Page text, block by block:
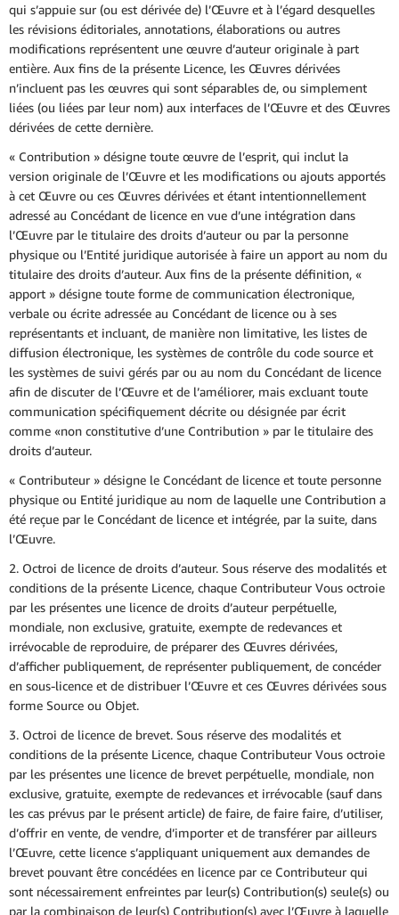
qui s’appuie sur (ou est dérivée de) l’Œuvre et à l’égard desquelles
les révisions éditoriales, annotations, élaborations ou autres
modifications représentent une œuvre d’auteur originale à part
entière. Aux fins de la présente Licence, les Œuvres dérivées
n’incluent pas les œuvres qui sont séparables de, ou simplement
liées (ou liées par leur nom) aux interfaces de l’Œuvre et des Œuvres
dérivées de cette dernière.
« Contribution » désigne toute œuvre de l’esprit, qui inclut la
version originale de l’Œuvre et les modifications ou ajouts apportés
à cet Œuvre ou ces Œuvres dérivées et étant intentionnellement
adressé au Concédant de licence en vue d’une intégration dans
l’Œuvre par le titulaire des droits d’auteur ou par la personne
physique ou l’Entité juridique autorisée à faire un apport au nom du
titulaire des droits d’auteur. Aux fins de la présente définition, «
apport » désigne toute forme de communication électronique,
verbale ou écrite adressée au Concédant de licence ou à ses
représentants et incluant, de manière non limitative, les listes de
diffusion électronique, les systèmes de contrôle du code source et
les systèmes de suivi gérés par ou au nom du Concédant de licence
afin de discuter de l’Œuvre et de l’améliorer, mais excluant toute
communication spécifiquement décrite ou désignée par écrit
comme «non constitutive d’une Contribution » par le titulaire des
droits d’auteur.
« Contributeur » désigne le Concédant de licence et toute personne
physique ou Entité juridique au nom de laquelle une Contribution a
été reçue par le Concédant de licence et intégrée, par la suite, dans
l’Œuvre.
2. Octroi de licence de droits d’auteur. Sous réserve des modalités et
conditions de la présente Licence, chaque Contributeur Vous octroie
par les présentes une licence de droits d’auteur perpétuelle,
mondiale, non exclusive, gratuite, exempte de redevances et
irrévocable de reproduire, de préparer des Œuvres dérivées,
d’afficher publiquement, de représenter publiquement, de concéder
en sous-licence et de distribuer l’Œuvre et ces Œuvres dérivées sous
forme Source ou Objet.
3. Octroi de licence de brevet. Sous réserve des modalités et
conditions de la présente Licence, chaque Contributeur Vous octroie
par les présentes une licence de brevet perpétuelle, mondiale, non
exclusive, gratuite, exempte de redevances et irrévocable (sauf dans
les cas prévus par le présent article) de faire, de faire faire, d’utiliser,
d’offrir en vente, de vendre, d’importer et de transférer par ailleurs
l’Œuvre, cette licence s’appliquant uniquement aux demandes de
brevet pouvant être concédées en licence par ce Contributeur qui
sont nécessairement enfreintes par leur(s) Contribution(s) seule(s) ou
par la combinaison de leur(s) Contribution(s) avec l’Œuvre à laquelle